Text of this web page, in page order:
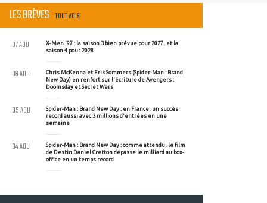
LES BRÈVES TOUT VOIR
X-Men '97 : la saison 3 bien prévue pour 2027, et la
saison 4 pour 2028
07 AOU
Chris McKenna et Erik Sommers (Spider-Man : Brand
New Day) en renfort sur l'écriture de Avengers :
Doomsday et Secret Wars
06 AOU
Spider-Man : Brand New Day : en France, un succès
record aussi avec 3 millions d'entrées en une
semaine
05 AOU
Spider-Man : Brand New Day : comme attendu, le film
de Destin Daniel Cretton dépasse le milliard au box-
office en un temps record
04 AOU